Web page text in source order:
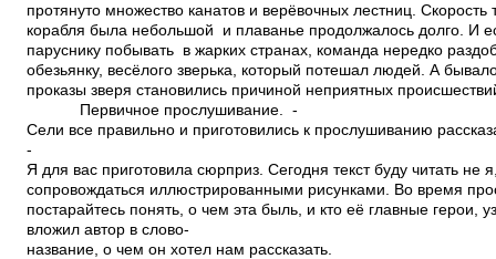
протянуто множество канатов и верёвочных лестниц. Скорость
корабля была небольшой и плаванье продолжалось долго. И
паруснику побывать в жарких странах, команда нередко
обезьянку, весёлого зверька, который потешал людей. А
проказы зверя становились причиной неприятных
Первичное прослушивание. ­
Сели все правильно и приготовились к прослушиванию
­
Я для вас приготовила сюрприз. Сегодня текст буду читать не
сопровождаться иллюстрированными рисунками. Во время
постарайтесь понять, о чем эта быль, и кто её главные герои,
вложил автор в слово­
название, о чем он хотел нам рассказать.